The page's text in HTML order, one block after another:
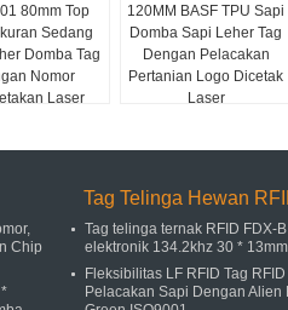
80mm Top
Sedang
Domba Tag
Nomor
Laser
120MM BASF TPU Sapi
Domba Sapi Leher Tag
Dengan Pelacakan
Pertanian Logo Dicetak
Laser
Chip
Tag Telinga Hewan
Tag telinga ternak RFID FDX-B
elektronik 134.2khz 30 * 13mm
Fleksibilitas LF RFID Tag RFID
Pelacakan Sapi Dengan Alien